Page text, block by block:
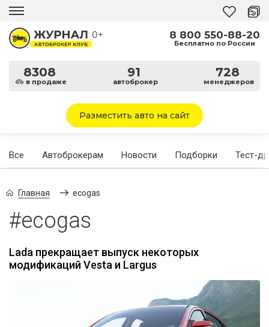
0+
8308
в продаже
91
автоброкер
728
менеджеров
8 800 550-88-20
Бесплатно по России
Разместить авто на сайт
Все Автоброкерам Новости Подборки Тест-
Главная ecogas
#ecogas
Lada прекращает выпуск некоторых
модификаций Vesta и Largus